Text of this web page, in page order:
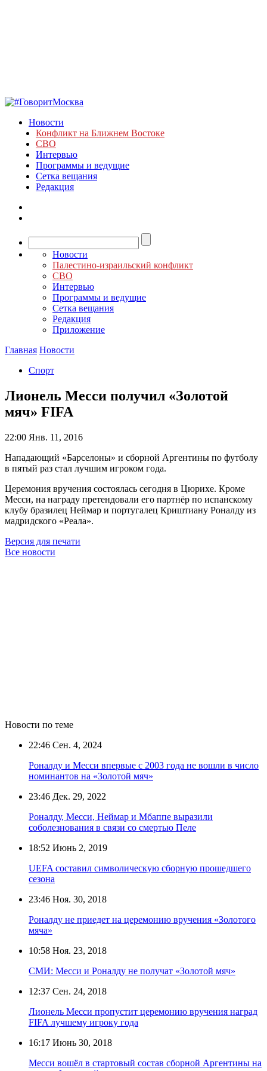
Новости
Конфликт на Ближнем Востоке
СВО
Интервью
Программы и ведущие
Сетка вещания
Редакция
Новости
Палестино-израильский конфликт
СВО
Интервью
Программы и ведущие
Сетка вещания
Редакция
Приложение
Главная Новости
Спорт
Лионель Месси получил «Золотой
мяч» FIFA
22:00 Янв. 11, 2016
Нападающий «Барселоны» и сборной Аргентины по футболу
в пятый раз стал лучшим игроком года.
Церемония вручения состоялась сегодня в Цюрихе. Кроме
Месси, на награду претендовали его партнёр по испанскому
клубу бразилец Неймар и португалец Криштиану Роналду из
мадридского «Реала».
Версия для печати
Все новости
Новости по теме
22:46 Сен. 4, 2024
Роналду и Месси впервые с 2003 года не вошли в число
номинантов на «Золотой мяч»
23:46 Дек. 29, 2022
Роналду, Месси, Неймар и Мбаппе выразили
соболезнования в связи со смертью Пеле
18:52 Июнь 2, 2019
UEFA составил символическую сборную прошедшего
сезона
23:46 Ноя. 30, 2018
Роналду не приедет на церемонию вручения «Золотого
мяча»
10:58 Ноя. 23, 2018
СМИ: Месси и Роналду не получат «Золотой мяч»
12:37 Сен. 24, 2018
Лионель Месси пропустит церемонию вручения наград
FIFA лучшему игроку года
16:17 Июнь 30, 2018
Месси вошёл в стартовый состав сборной Аргентины на